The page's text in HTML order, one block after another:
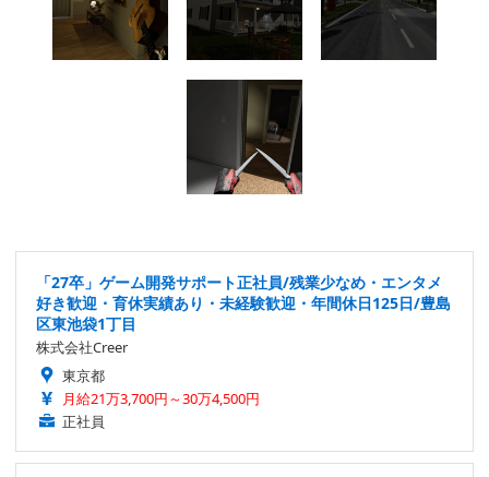
「27卒」ゲーム開発サポート正社員/残業少なめ・エンタメ
好き歓迎・育休実績あり・未経験歓迎・年間休日125日/豊島
区東池袋1丁目
株式会社Creer
東京都
月給21万3,700円～30万4,500円
正社員